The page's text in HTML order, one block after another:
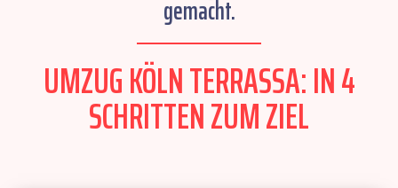
gemacht.
UMZUG KÖLN TERRASSA: IN 4
SCHRITTEN ZUM ZIEL